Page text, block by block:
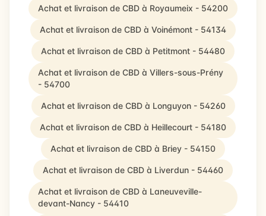
Achat et livraison de CBD à Royaumeix - 54200
Achat et livraison de CBD à Voinémont - 54134
Achat et livraison de CBD à Petitmont - 54480
Achat et livraison de CBD à Villers-sous-Prény
- 54700
Achat et livraison de CBD à Longuyon - 54260
Achat et livraison de CBD à Heillecourt - 54180
Achat et livraison de CBD à Briey - 54150
Achat et livraison de CBD à Liverdun - 54460
Achat et livraison de CBD à Laneuveville-
devant-Nancy - 54410